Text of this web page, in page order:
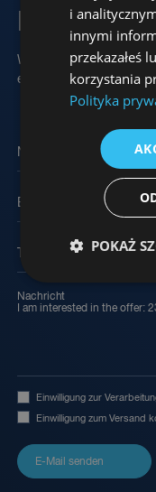
Lass uns
Wir werden Ihnen
einen Termin in
Name und Nachname
E-Mail
Telefon
Nachricht
Einwilligung zur
Einwilligung zum Versand
E-Mail senden
i
innymi
przekazałeś
korzystania
Polityka
POKAŻ